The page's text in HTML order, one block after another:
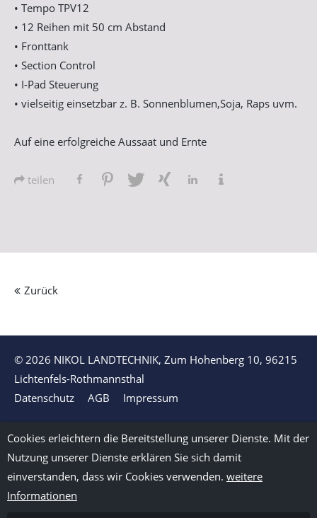
• Tempo TPV12
• 12 Reihen mit 50 cm Abstand
• Fronttank
• Section Control
• I-Pad Steuerung
• vielseitig einsetzbar z. B. Sonnenblumen,Soja, Raps uvm.
Auf eine erfolgreiche Aussaat und Ernte
teilen
Zurück
© 2026 NIKOL LANDTECHNIK, Zum Hohenberg 10, 96215
Lichtenfels-Rothmannsthal
Datenschutz
AGB Impressum
Cookies erleichtern die Bereitstellung unserer Dienste. Mit der
Nutzung unserer Dienste erklären Sie sich damit
einverstanden, dass wir Cookies verwenden. weitere
Informationen